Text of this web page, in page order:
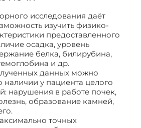
исследования даёт
изучить физико-
предоставленного
осадка, уровень
белка, билирубина,
и др.
данных можно
наличии у пациента целого
нарушения в работе почек,
образование камней,
точных